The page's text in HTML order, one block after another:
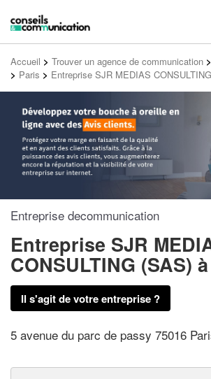
Accueil > Trouver un agence de communication >
> Paris > Entreprise SJR MEDIAS
Entreprise decommunication
Entreprise SJR
CONSULTING (SAS)
Il s'agit de votre entreprise ?
5 avenue du parc de passy 75016